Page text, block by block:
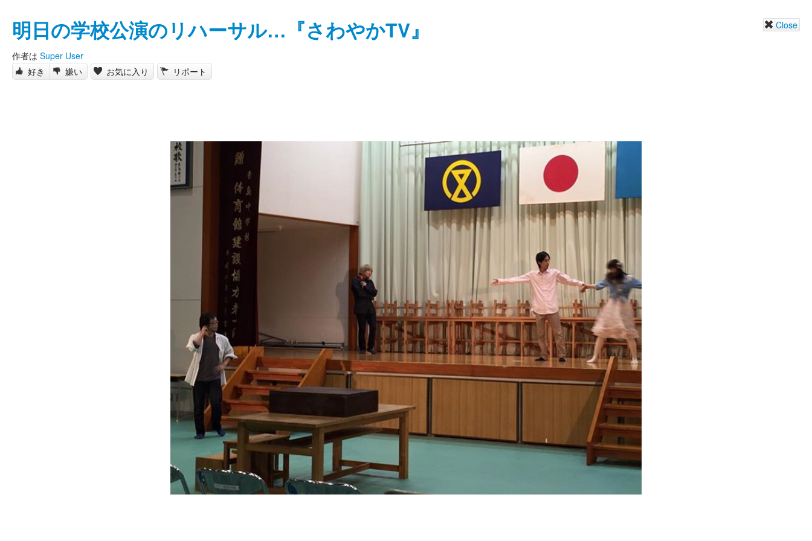
Close
明日の学校公演のリハーサル…『さわやかTV』
作者は Super User
好き
嫌い お気に入り リポート